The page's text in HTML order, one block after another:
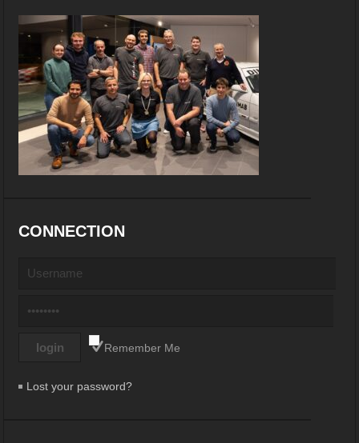
CONNECTION
Remember Me
Lost your password?